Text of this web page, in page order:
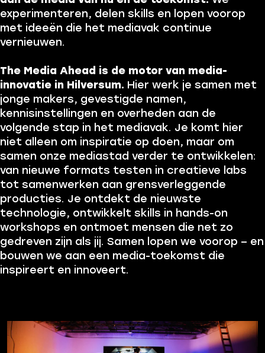
experimenteren, delen skills en lopen voorop
met ideeën die het mediavak continue
vernieuwen.
The Media Ahead is de motor van media-
innovatie in Hilversum. Hier werk je samen met
jonge makers, gevestigde namen,
kennisinstellingen en overheden aan de
volgende stap in het mediavak. Je komt hier
niet alleen om inspiratie op doen, maar om
samen onze mediastad verder te ontwikkelen:
van nieuwe formats testen in creatieve labs
tot samenwerken aan grensverleggende
producties. Je ontdekt de nieuwste
technologie, ontwikkelt skills in hands-on
workshops en ontmoet mensen die net zo
gedreven zijn als jij. Samen lopen we voorop – en
bouwen we aan een media-toekomst die
inspireert en innoveert.
J
o